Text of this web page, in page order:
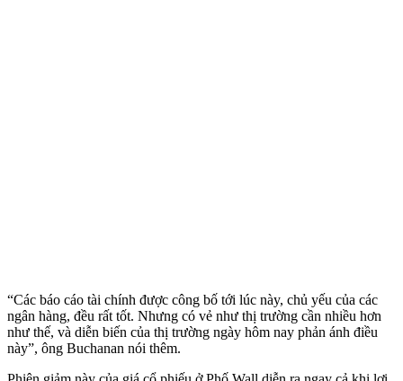
“Các báo cáo tài chính được công bố tới lúc này, chủ yếu của các
ngân hàng, đều rất tốt. Nhưng có vẻ như thị trường cần nhiều hơn
như thế, và diễn biến của thị trường ngày hôm nay phản ánh điều
này”, ông Buchanan nói thêm.